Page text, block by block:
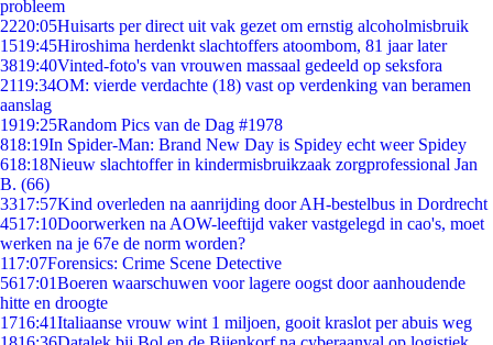
probleem
2220:05Huisarts per direct uit vak gezet om ernstig alcoholmisbruik
1519:45Hiroshima herdenkt slachtoffers atoombom, 81 jaar later
3819:40Vinted-foto's van vrouwen massaal gedeeld op seksfora
2119:34OM: vierde verdachte (18) vast op verdenking van beramen
aanslag
1919:25Random Pics van de Dag #1978
818:19In Spider-Man: Brand New Day is Spidey echt weer Spidey
618:18Nieuw slachtoffer in kindermisbruikzaak zorgprofessional Jan
B. (66)
3317:57Kind overleden na aanrijding door AH-bestelbus in Dordrecht
4517:10Doorwerken na AOW-leeftijd vaker vastgelegd in cao's, moet
werken na je 67e de norm worden?
117:07Forensics: Crime Scene Detective
5617:01Boeren waarschuwen voor lagere oogst door aanhoudende
hitte en droogte
1716:41Italiaanse vrouw wint 1 miljoen, gooit kraslot per abuis weg